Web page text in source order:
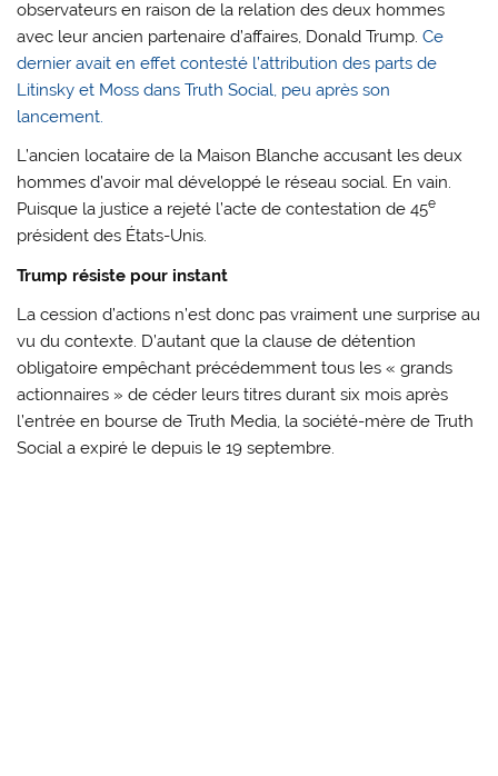
observateurs en raison de la relation des deux hommes
avec leur ancien partenaire d’affaires, Donald Trump.Ce
dernier avait en effet contesté l’attribution des parts de
Litinsky et Moss dans Truth Social, peu après son
lancement.
L’ancien locataire de la Maison Blanche accusant les deux
hommes d’avoir mal développé le réseau social. En vain.
Puisque la justice a rejeté l’acte de contestation de 45e
président des États-Unis.
Trump résiste pour instant
La cession d’actions n’est donc pas vraiment une surprise au
vu du contexte. D’autant que la clause de détention
obligatoire empêchant précédemment tous les « grands
actionnaires » de céder leurs titres durant six mois après
l’entrée en bourse de Truth Media, la société-mère de Truth
Social a expiré le depuis le 19 septembre.